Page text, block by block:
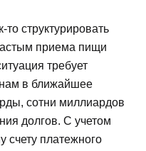
структурировать
приема пищи
требует
в ближайшее
сотни миллиардов
долгов. С учетом
счету платежного